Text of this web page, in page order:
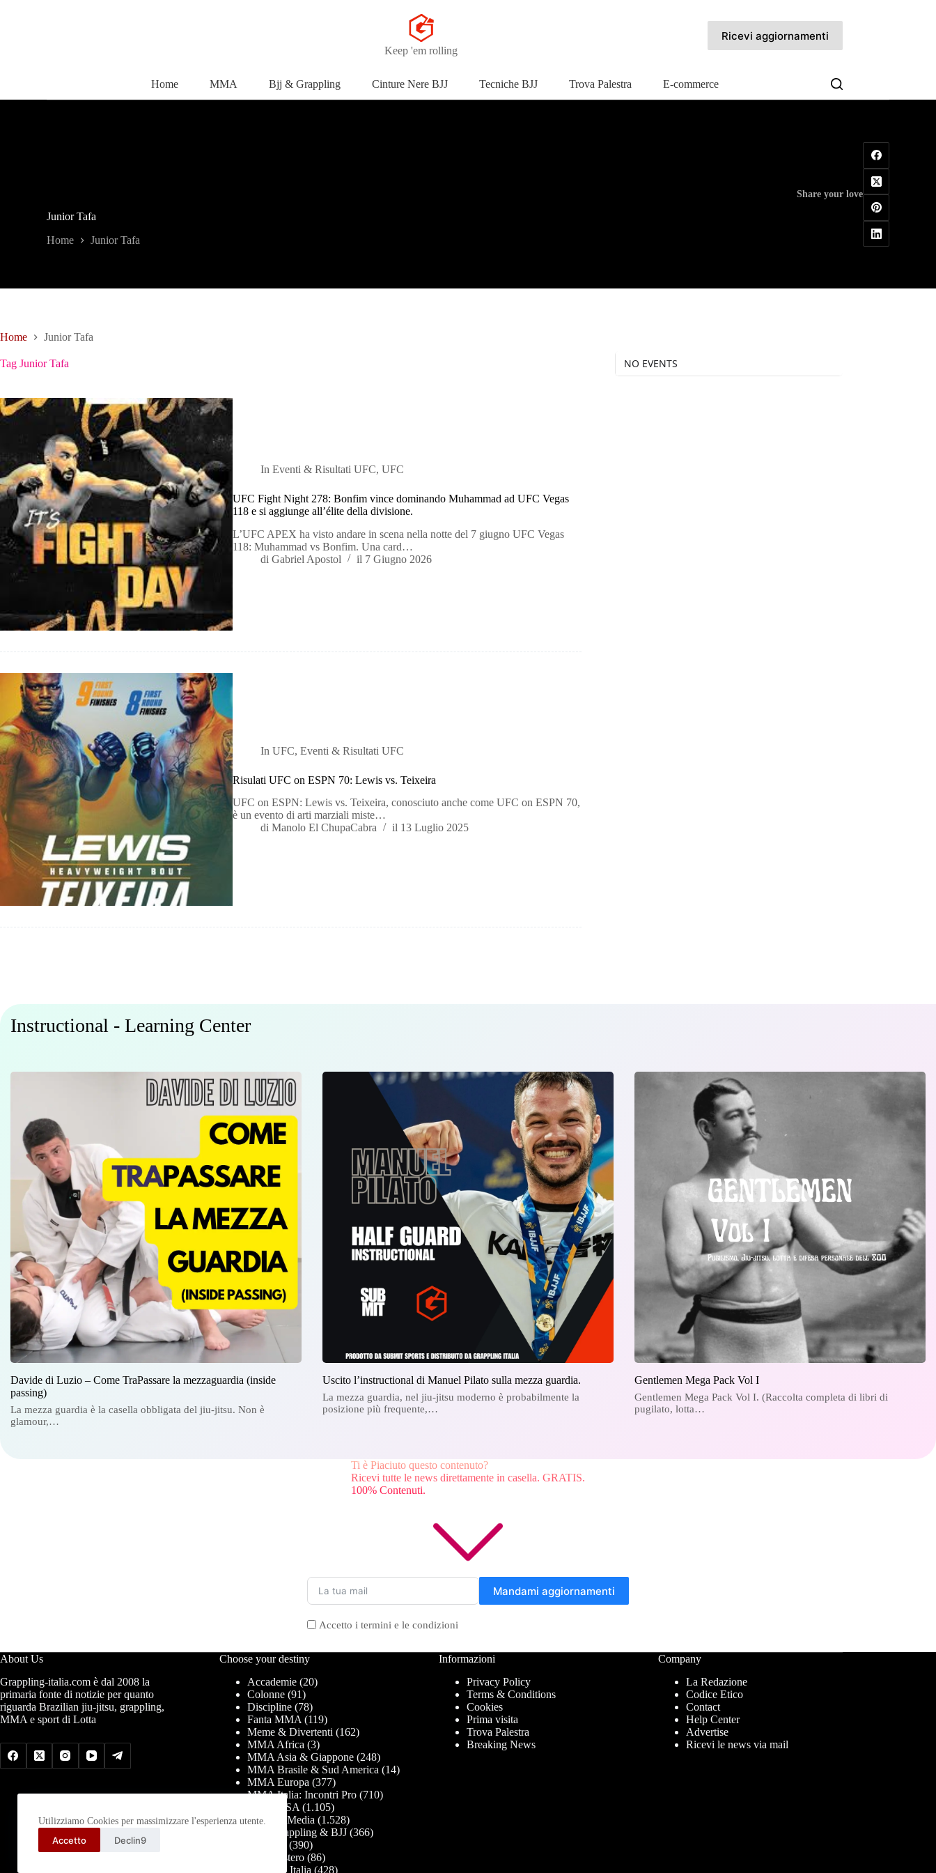
Utilizziamo Cookies per massimizzare l'esperienza utente.
Accetto Declin9
Keep 'em rolling
Ricevi aggiornamenti
Home MMA Bjj & Grappling Cinture Nere BJJ Tecniche BJJ Trova Palestra E-commerce
Junior Tafa
Home Junior Tafa
Share your love
Home Junior Tafa
Tag Junior Tafa
In Eventi & Risultati UFC,UFC
UFC Fight Night 278: Bonfim vince dominando Muhammad ad UFC Vegas
118 e si aggiunge all’élite della divisione.
L’UFC APEX ha visto andare in scena nella notte del 7 giugno UFC Vegas
118: Muhammad vs Bonfim. Una card…
di Gabriel Apostol il 7 Giugno 2026
In UFC,Eventi & Risultati UFC
Risulati UFC on ESPN 70: Lewis vs. Teixeira
UFC on ESPN: Lewis vs. Teixeira, conosciuto anche come UFC on ESPN 70,
è un evento di arti marziali miste…
di Manolo El ChupaCabra il 13 Luglio 2025
NO EVENTS
Instructional - Learning Center
Davide di Luzio – Come TraPassare la mezzaguardia (inside
passing)
La mezza guardia è la casella obbligata del jiu-jitsu. Non è
glamour,…
Uscito l’instructional di Manuel Pilato sulla mezza guardia.
La mezza guardia, nel jiu-jitsu moderno è probabilmente la
posizione più frequente,…
Gentlemen Mega Pack Vol I
Gentlemen Mega Pack Vol I. (Raccolta completa di libri di
pugilato, lotta…
Ti è Piaciuto questo contenuto?
Ricevi tutte le news direttamente in casella. GRATIS.
100% Contenuti.
Mandami aggiornamenti
Accetto i termini e le condizioni
About Us
Grappling-italia.com è dal 2008 la
primaria fonte di notizie per quanto
riguarda Brazilian jiu-jitsu, grappling,
MMA e sport di Lotta
Choose your destiny
Accademie(20)
Colonne(91)
Discipline(78)
Fanta MMA (119)
Meme & Divertenti (162)
MMA Africa (3)
MMA Asia & Giappone(248)
MMA Brasile & Sud America (14)
MMA Europa (377)
MMA Italia: Incontri Pro(710)
MMA USA (1.105)
News & Media (1.528)
PRO Grappling & BJJ(366)
(390)
Tornei estero(86)
Tornei in Italia (428)
Informazioni
Privacy Policy
Terms & Conditions
Cookies
Prima visita
Trova Palestra
Breaking News
Company
La Redazione
Codice Etico
Contact
Help Center
Advertise
Ricevi le news via mail